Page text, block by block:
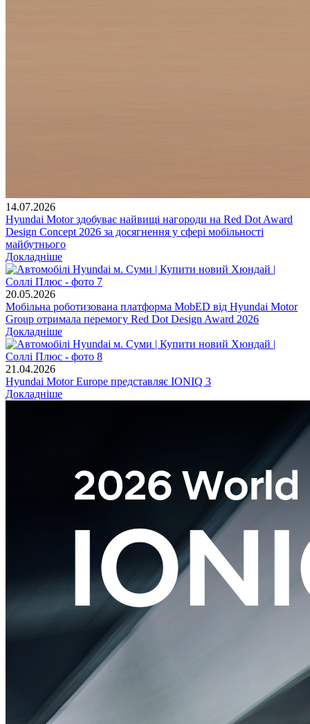
14.07.2026
Hyundai Motor здобуває найвищі нагороди на Red Dot Award
Design Concept 2026 за досягнення у сфері мобільності
майбутнього
Докладніше
20.05.2026
Мобільна роботизована платформа MobED від Hyundai Motor
Group отримала перемогу Red Dot Design Award 2026
Докладніше
21.04.2026
Hyundai Motor Europe представляє IONIQ 3
Докладніше